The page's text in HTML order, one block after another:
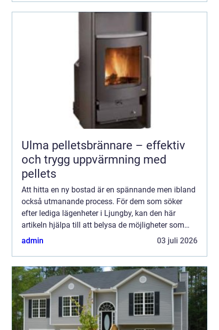
Ulma pelletsbrännare – effektiv
och trygg uppvärmning med
pellets
Att hitta en ny bostad är en spännande men ibland
också utmanande process. För dem som söker
efter lediga lägenheter i Ljungby, kan den här
artikeln hjälpa till att belysa de möjligheter som
finns i denna charmiga kommun i södra Småland.
admin 03 juli 2026